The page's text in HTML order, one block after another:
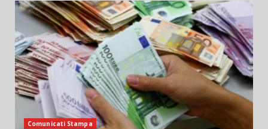
Comunicati Stampa